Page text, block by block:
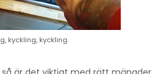
kyckling, kyckling.